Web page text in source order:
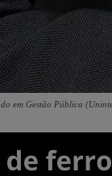
em Gestão Pública